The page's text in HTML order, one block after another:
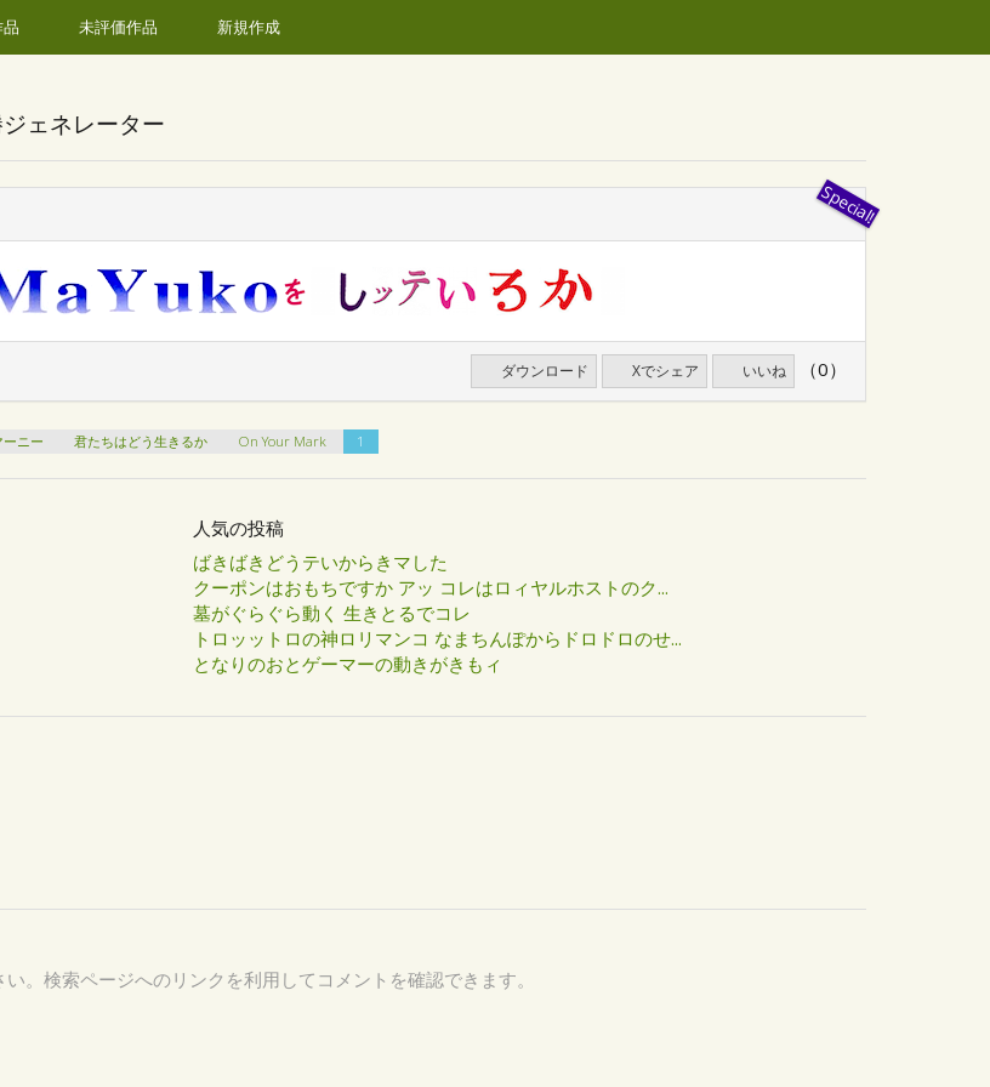
未評価作品 新規作成
ェネレーター
ダウンロード Xでシェア いいね （0）
ニー 君たちはどう生きるか On Your Mark 1
人気の投稿
ばきばきどうテいからきマした
クーポンはおもちですか アッ コレはロィヤルホストのク...
墓がぐらぐら動く 生きとるでコレ
トロッットロの神ロリマンコ なまちんぽからドロドロのせ...
となりのおとゲーマーの動きがきもィ
検索ページへのリンクを利用してコメントを確認できます。